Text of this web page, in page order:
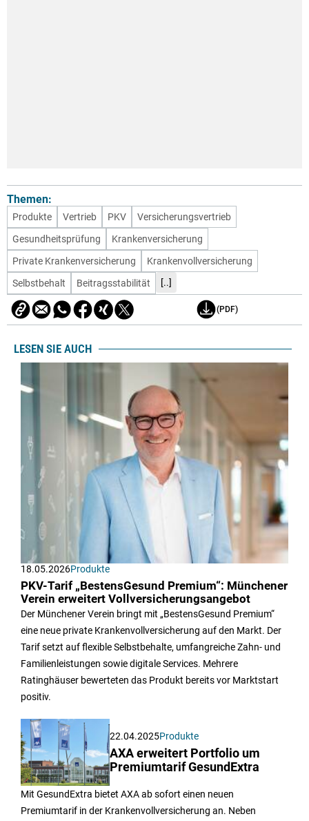
Themen:
Produkte Vertrieb PKV
Versicherungsvertrieb
Gesundheitsprüfung
Krankenversicherung
Private Krankenversicherung
Krankenvollversicherung
Selbstbehalt
Beitragsstabilität [..]
(PDF)
LESEN SIE AUCH
18.05.2026Produkte
PKV-Tarif „BestensGesund Premium“: Münchener
Verein erweitert Vollversicherungsangebot
Der Münchener Verein bringt mit „BestensGesund Premium“
eine neue private Krankenvollversicherung auf den Markt. Der
Tarif setzt auf flexible Selbstbehalte, umfangreiche Zahn- und
Familienleistungen sowie digitale Services. Mehrere
Ratinghäuser bewerteten das Produkt bereits vor Marktstart
positiv.
22.04.2025Produkte
AXA erweitert Portfolio um
Premiumtarif GesundExtra
Mit GesundExtra bietet AXA ab sofort einen neuen
Premiumtarif in der Krankenvollversicherung an. Neben